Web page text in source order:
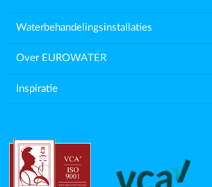
Waterbehandelingsinstallaties
Over EUROWATER
Inspiratie